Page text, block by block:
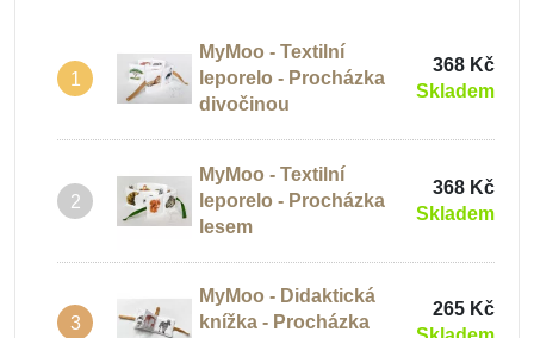
1
MyMoo - Textilní
leporelo - Procházka
divočinou
368 Kč
Skladem
2
MyMoo - Textilní
leporelo - Procházka
lesem
368 Kč
Skladem
3
MyMoo - Didaktická
knížka - Procházka
265 Kč